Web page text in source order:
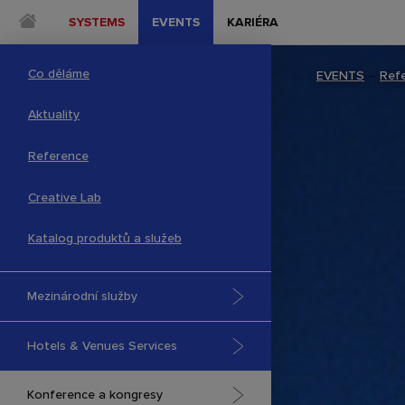
SYSTEMS EVENTS
Co děláme
Aktuality
Reference
Creative Lab
Katalog produktů a služeb
Mezinárodní služby
Hotels & Venues Services
Konference a kongresy
KARIÉRA
EVENTS –